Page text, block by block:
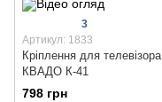
3
Артикул: 1833
Кріплення для телевізора
КВАДО К-41
798 грн